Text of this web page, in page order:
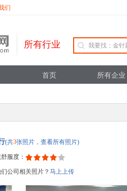
们
所有行业
首页 所有企业
(共3张照片，查看所有照片)
服度：
公司相关照片？ 马上上传